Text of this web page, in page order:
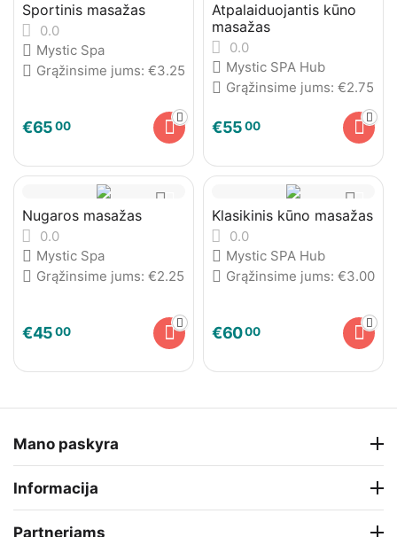
Sportinis masažas
0.0
Mystic Spa
Grąžinsime jums: €3.25
€6500
Atpalaiduojantis kūno
masažas
0.0
Mystic SPA Hub
Grąžinsime jums: €2.75
€5500
Nugaros masažas
0.0
Mystic Spa
Grąžinsime jums: €2.25
€4500
Klasikinis kūno masažas
0.0
Mystic SPA Hub
Grąžinsime jums: €3.00
€6000
Mano paskyra
Informacija
Partneriams